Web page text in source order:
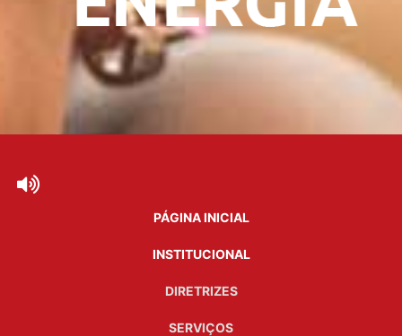
PÁGINA INICIAL
INSTITUCIONAL
DIRETRIZES
SERVIÇOS